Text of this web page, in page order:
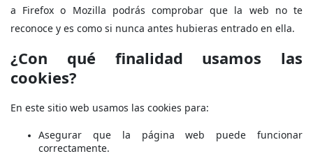
a Firefox o Mozilla podrás comprobar que la web no te
reconoce y es como si nunca antes hubieras entrado en ella.
¿Con qué finalidad usamos las
cookies?
En este sitio web usamos las cookies para:
Asegurar que la página web puede funcionar
correctamente.